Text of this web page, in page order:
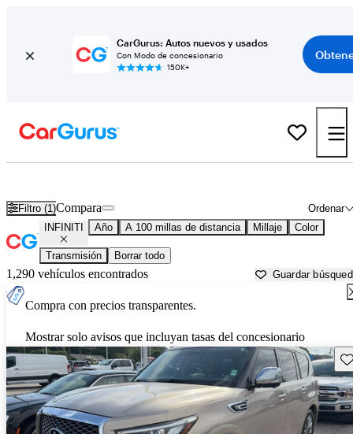
CarGurus: Autos nuevos y usados
Con Modo de concesionario
150K+
Filtro (1) Ordenar
Compara
INFINITI Año A 100 millas de distancia Millaje Color
Transmisión Borrar todo
1,290 vehículos encontrados Guardar
Compra con precios transparentes.
Mostrar solo avisos que incluyan tasas del concesionario